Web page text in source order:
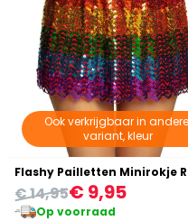
Ook verkrijgbaar in
variant, kleur
€ 9,95
€ 14,95
Op voorraad